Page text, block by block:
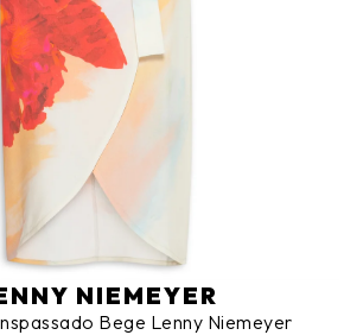
NIEMEYER
Bege Lenny Niemeyer